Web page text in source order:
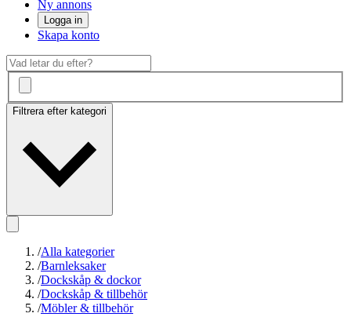
Ny annons
Logga in
Skapa konto
Filtrera efter kategori
/Alla kategorier
/Barnleksaker
/Dockskåp & dockor
/Dockskåp & tillbehör
/Möbler & tillbehör